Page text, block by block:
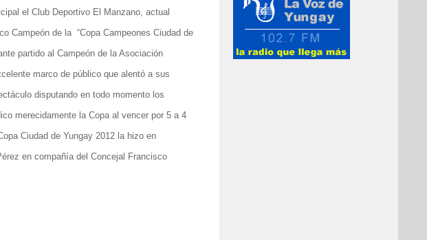
el Club Deportivo El Manzano, actual
Campeón de la “Copa Campeones Ciudad de
partido al Campeón de la Asociación
marco de público que alentó a sus
disputando en todo momento los
merecidamente la Copa al vencer por 5 a 4
Ciudad de Yungay 2012 la hizo en
en compañía del Concejal Francisco